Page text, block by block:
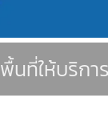
พื้นที่ให้บริการ